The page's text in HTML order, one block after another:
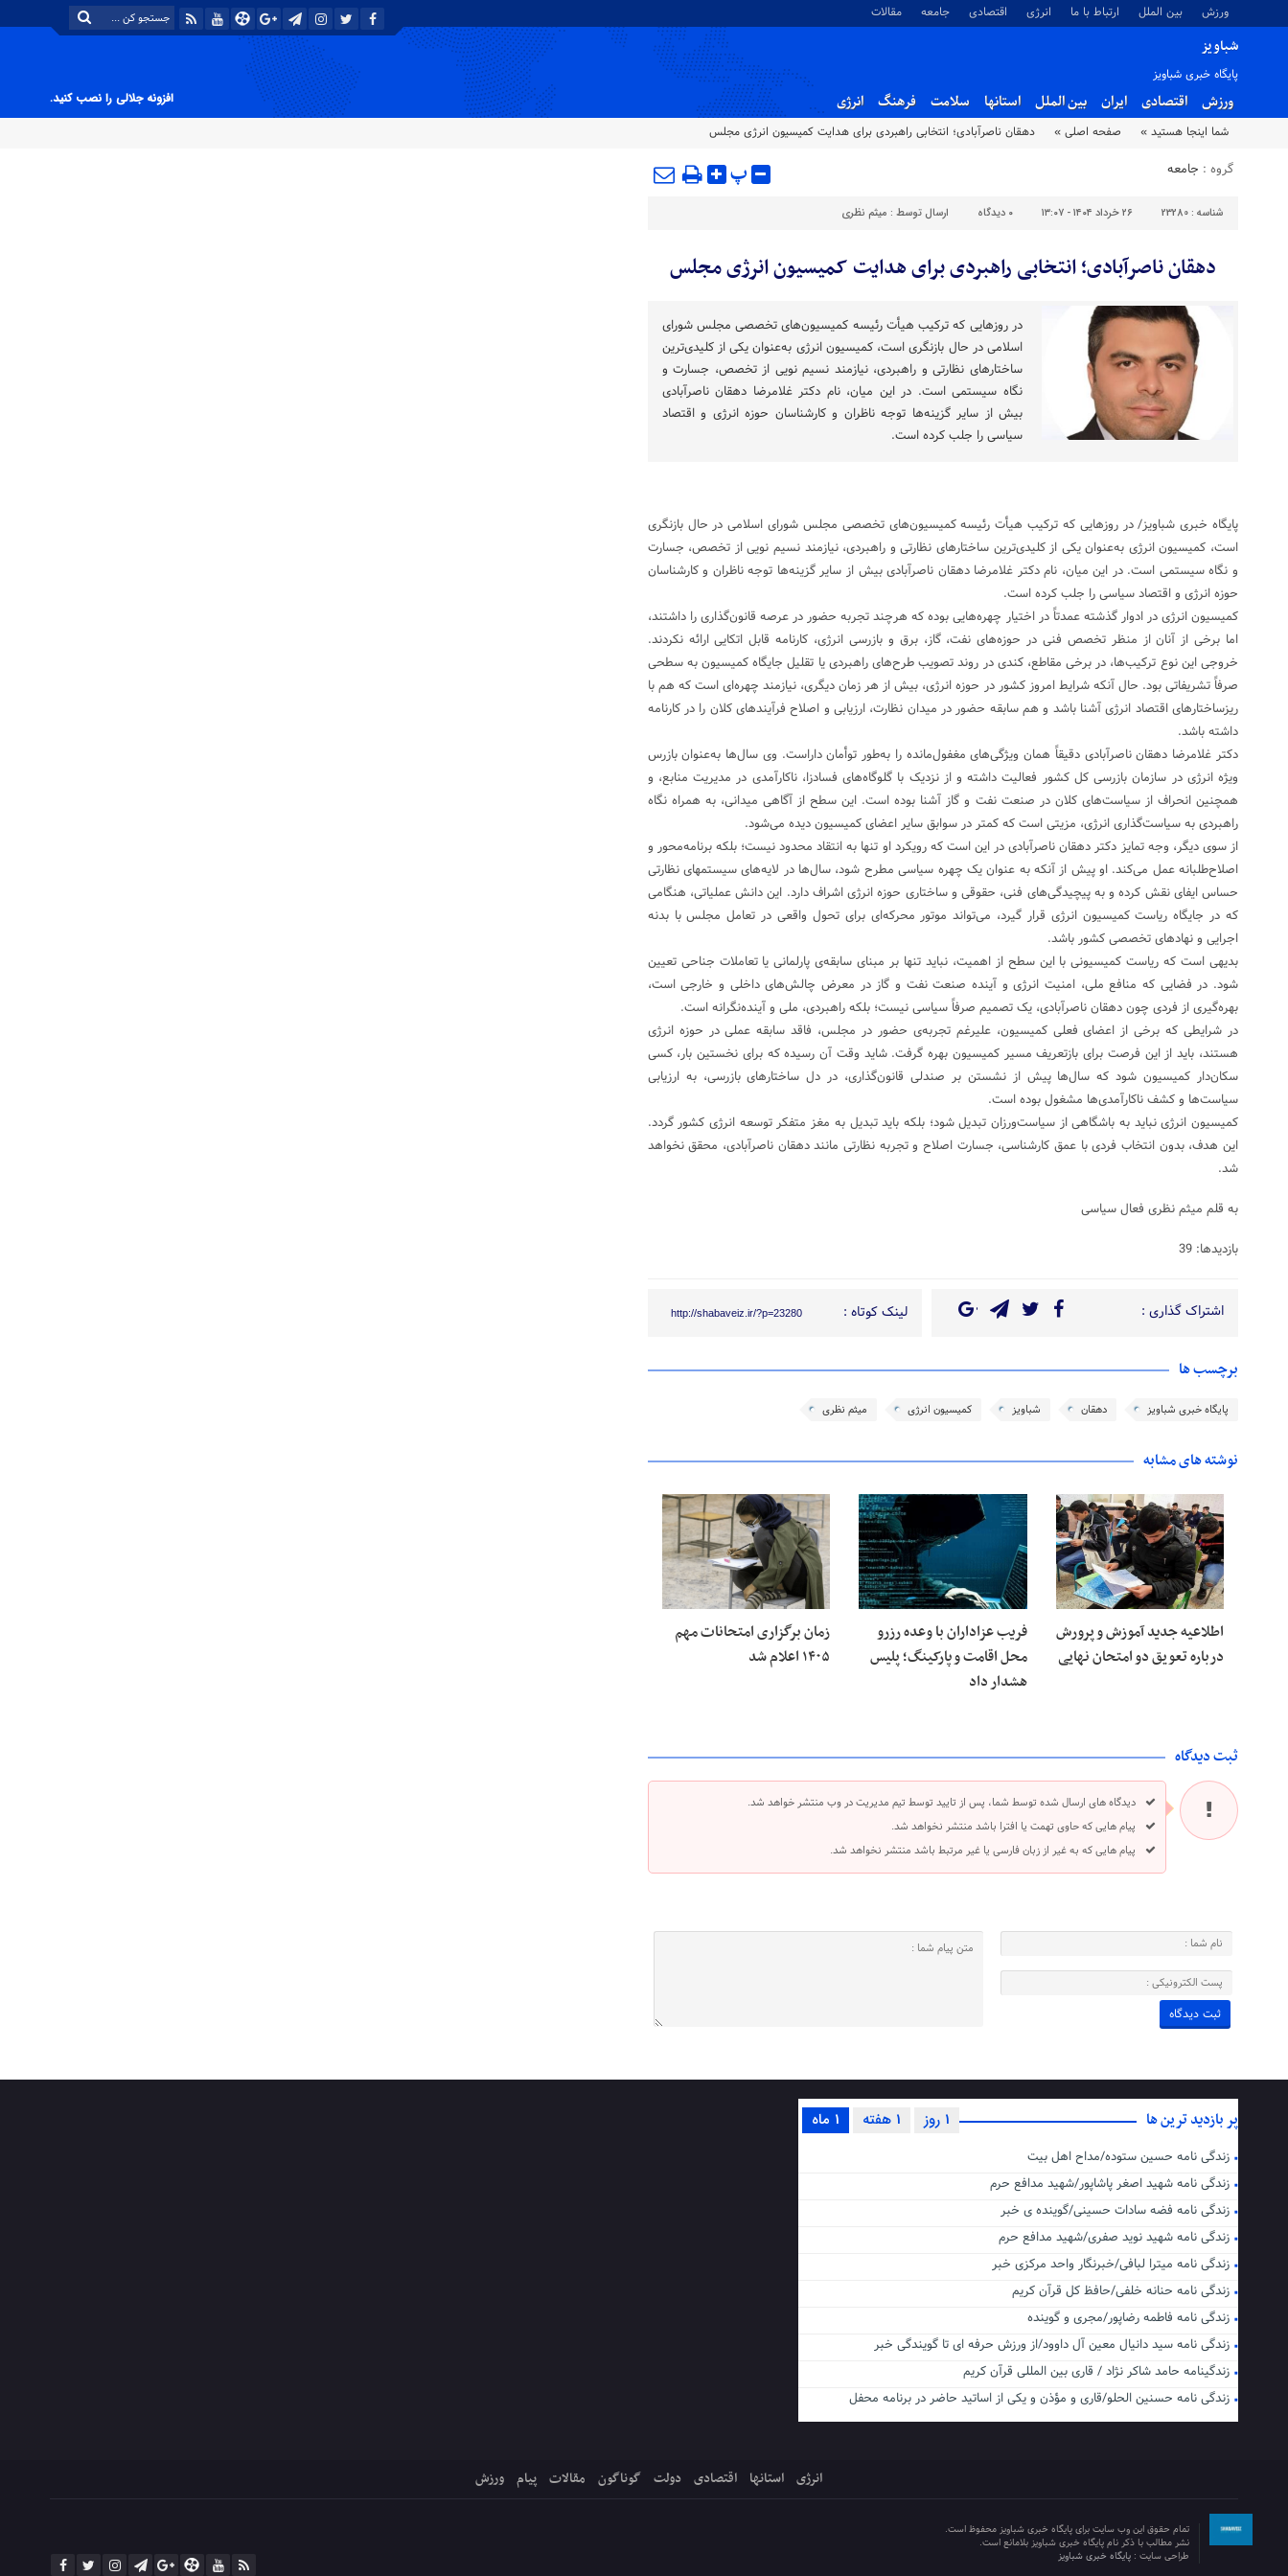
ورزش بین الملل ارتباط با ما انرژی اقتصادی جامعه مقالات
شباویز
پایگاه خبری شباویز
ورزش اقتصادی ایران بین الملل استانها سلامت فرهنگ انرژی افزونه جلالی را نصب کنید.
شما اینجا هستید » صفحه اصلی » دهقان ناصرآبادی؛ انتخابی راهبردی برای هدایت کمیسیون انرژی مجلس
گروه : جامعه پ
شناسه : 23280 ۲۶ خرداد ۱۴۰۴ - ۱۳:۰۷ ۰ دیدگاه ارسال توسط : میثم نظری
دهقان ناصرآبادی؛ انتخابی راهبردی برای هدایت کمیسیون انرژی مجلس
در روزهایی که ترکیب هیأت رئیسه کمیسیون‌های تخصصی مجلس شورای
اسلامی در حال بازنگری است، کمیسیون انرژی به‌عنوان یکی از کلیدی‌ترین
ساختارهای نظارتی و راهبردی، نیازمند نسیم نویی از تخصص، جسارت و
نگاه سیستمی است. در این میان، نام دکتر غلامرضا دهقان ناصرآبادی
بیش از سایر گزینه‌ها توجه ناظران و کارشناسان حوزه انرژی و اقتصاد
سیاسی را جلب کرده است.
پایگاه خبری شباویز/ در روزهایی که ترکیب هیأت رئیسه کمیسیون‌های تخصصی مجلس شورای اسلامی در حال بازنگری
است، کمیسیون انرژی به‌عنوان یکی از کلیدی‌ترین ساختارهای نظارتی و راهبردی، نیازمند نسیم نویی از تخصص، جسارت
و نگاه سیستمی است. در این میان، نام دکتر غلامرضا دهقان ناصرآبادی بیش از سایر گزینه‌ها توجه ناظران و کارشناسان
حوزه انرژی و اقتصاد سیاسی را جلب کرده است.
کمیسیون انرژی در ادوار گذشته عمدتاً در اختیار چهره‌هایی بوده که هرچند تجربه حضور در عرصه قانون‌گذاری را داشتند،
اما برخی از آنان از منظر تخصص فنی در حوزه‌های نفت، گاز، برق و بازرسی انرژی، کارنامه قابل اتکایی ارائه نکردند.
خروجی این نوع ترکیب‌ها، در برخی مقاطع، کندی در روند تصویب طرح‌های راهبردی یا تقلیل جایگاه کمیسیون به سطحی
صرفاً تشریفاتی بود. حال آنکه شرایط امروز کشور در حوزه انرژی، بیش از هر زمان دیگری، نیازمند چهره‌ای است که هم با
ریزساختارهای اقتصاد انرژی آشنا باشد و هم سابقه حضور در میدان نظارت، ارزیابی و اصلاح فرآیندهای کلان را در کارنامه
داشته باشد.
دکتر غلامرضا دهقان ناصرآبادی دقیقاً همان ویژگی‌های مغفول‌مانده را به‌طور توأمان داراست. وی سال‌ها به‌عنوان بازرس
ویژه انرژی در سازمان بازرسی کل کشور فعالیت داشته و از نزدیک با گلوگاه‌های فسادزا، ناکارآمدی در مدیریت منابع، و
همچنین انحراف از سیاست‌های کلان در صنعت نفت و گاز آشنا بوده است. این سطح از آگاهی میدانی، به همراه نگاه
راهبردی به سیاست‌گذاری انرژی، مزیتی است که کمتر در سوابق سایر اعضای کمیسیون دیده می‌شود.
از سوی دیگر، وجه تمایز دکتر دهقان ناصرآبادی در این است که رویکرد او تنها به انتقاد محدود نیست؛ بلکه برنامه‌محور و
اصلاح‌طلبانه عمل می‌کند. او پیش از آنکه به عنوان یک چهره سیاسی مطرح شود، سال‌ها در لایه‌های سیستمهای نظارتی
حساس ایفای نقش کرده و به پیچیدگی‌های فنی، حقوقی و ساختاری حوزه انرژی اشراف دارد. این دانش عملیاتی، هنگامی
که در جایگاه ریاست کمیسیون انرژی قرار گیرد، می‌تواند موتور محرکه‌ای برای تحول واقعی در تعامل مجلس با بدنه
اجرایی و نهادهای تخصصی کشور باشد.
بدیهی است که ریاست کمیسیونی با این سطح از اهمیت، نباید تنها بر مبنای سابقه‌ی پارلمانی یا تعاملات جناحی تعیین
شود. در فضایی که منافع ملی، امنیت انرژی و آینده صنعت نفت و گاز در معرض چالش‌های داخلی و خارجی است،
بهره‌گیری از فردی چون دهقان ناصرآبادی، یک تصمیم صرفاً سیاسی نیست؛ بلکه راهبردی، ملی و آینده‌نگرانه است.
در شرایطی که برخی از اعضای فعلی کمیسیون، علیرغم تجربه‌ی حضور در مجلس، فاقد سابقه عملی در حوزه انرژی
هستند، باید از این فرصت برای بازتعریف مسیر کمیسیون بهره گرفت. شاید وقت آن رسیده که برای نخستین بار، کسی
سکان‌دار کمیسیون شود که سال‌ها پیش از نشستن بر صندلی قانون‌گذاری، در دل ساختارهای بازرسی، به ارزیابی
سیاست‌ها و کشف ناکارآمدی‌ها مشغول بوده است.
کمیسیون انرژی نباید به باشگاهی از سیاست‌ورزان تبدیل شود؛ بلکه باید تبدیل به مغز متفکر توسعه انرژی کشور گردد.
این هدف، بدون انتخاب فردی با عمق کارشناسی، جسارت اصلاح و تجربه نظارتی مانند دهقان ناصرآبادی، محقق نخواهد
شد.
به قلم میثم نظری فعال سیاسی
بازدیدها: 39
اشتراک گذاری : لینک کوتاه : http://shabaveiz.ir/?p=23280
برچسب ها
پایگاه خبری شباویز دهقان شباویز کمیسیون انرژی میثم نظری
نوشته های مشابه
اطلاعیه جدید آموزش و پرورش
درباره تعویق دو امتحان نهایی
فریب عزاداران با وعده رزرو
محل اقامت و پارکینگ؛ پلیس
هشدار داد
زمان برگزاری امتحانات مهم
۱۴۰۵ اعلام شد
ثبت دیدگاه
دیدگاه های ارسال شده توسط شما، پس از تایید توسط تیم مدیریت در وب منتشر خواهد شد.
پیام هایی که حاوی تهمت یا افترا باشد منتشر نخواهد شد.
پیام هایی که به غیر از زبان فارسی یا غیر مرتبط باشد منتشر نخواهد شد.
پر بازدید ترین ها 1 ماه 1 هفته 1 روز
زندگی نامه حسین ستوده/مداح اهل بیت
زندگی نامه شهید اصغر پاشاپور/شهید مدافع حرم
زندگی نامه فضه سادات حسینی/گوینده ی خبر
زندگی نامه شهید نوید صفری/شهید مدافع حرم
زندگی نامه میترا لبافی/خبرنگار واحد مرکزی خبر
زندگی نامه حنانه خلفی/حافظ کل قرآن کریم
زندگی نامه فاطمه رضاپور/مجری و گوینده
زندگی نامه سید دانیال معین آل داوود/از ورزش حرفه ای تا گویندگی خبر
زندگینامه حامد شاکر نژاد / قاری بین المللی قرآن کریم
زندگی نامه حسنین الحلو/قاری و مؤذن و یکی از اساتید حاضر در برنامه محفل
انرژی استانها اقتصادی دولت گوناگون مقالات پیام ورزش
تمام حقوق این وب سایت برای پایگاه خبری شباویز محفوظ است.
نشر مطالب با ذکر نام پایگاه خبری شباویز بلامانع است.
طراحی سایت : پایگاه خبری شباویز